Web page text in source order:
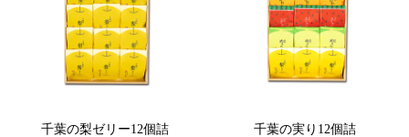
千葉の梨ゼリー12個詰 千葉の実り12個詰